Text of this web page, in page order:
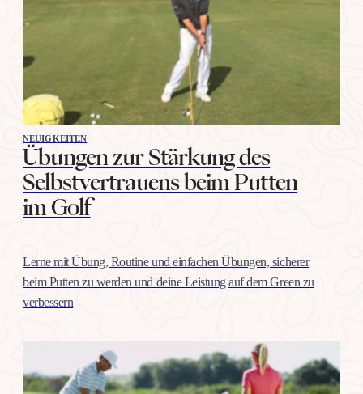
NEUIGKEITEN
Übungen zur Stärkung des
Selbstvertrauens beim Putten
im Golf
Lerne mit Übung, Routine und einfachen Übungen, sicherer
beim Putten zu werden und deine Leistung auf dem Green zu
verbessern